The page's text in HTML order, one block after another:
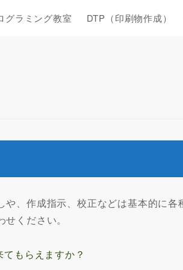
グラミング教室 DTP（印刷物作成）
、作成指示、校正などは基本的に
ください。
もらえますか？